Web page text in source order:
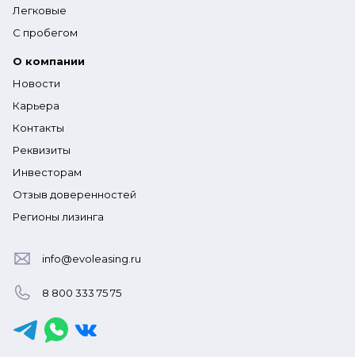
Легковые
С пробегом
О компании
Новости
Карьера
Контакты
Реквизиты
Инвесторам
Отзыв доверенностей
Регионы лизинга
info@evoleasing.ru
8 800 333 75 75